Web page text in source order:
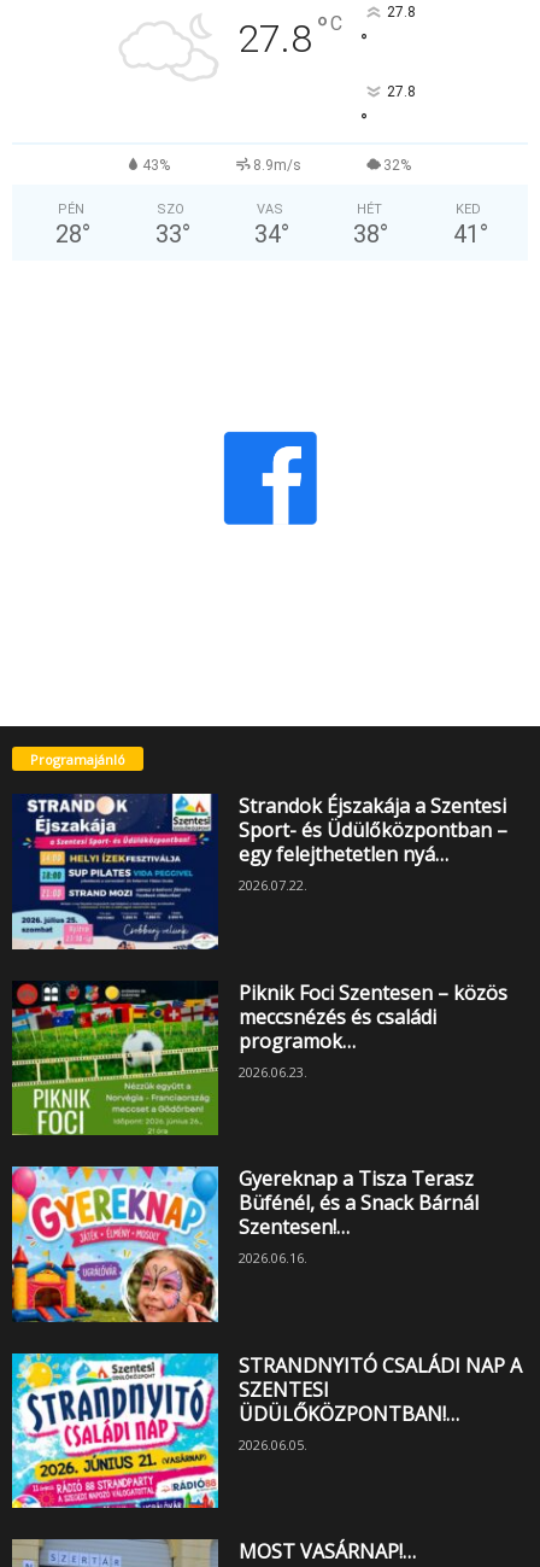
27.8°C 27.8
°
27.8
°
43% 8.9m/s 32%
PÉN
28°
SZO
33°
VAS
34°
HÉT
38°
KED
41 °
Programajánló
Strandok Éjszakája a Szentesi
Sport- és Üdülőközpontban –
egy felejthetetlen nyá…
2026.07.22.
Piknik Foci Szentesen – közös
meccsnézés és családi
programok…
2026.06.23.
Gyereknap a Tisza Terasz
Büfénél, és a Snack Bárnál
Szentesen!…
2026.06.16.
STRANDNYITÓ CSALÁDI NAP A
SZENTESI
ÜDÜLŐKÖZPONTBAN!…
2026.06.05.
MOST VASÁRNAP!…